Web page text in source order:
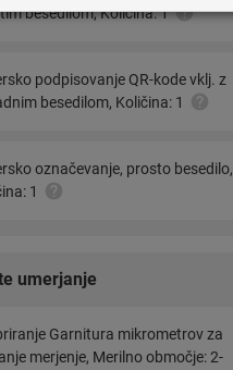
besedilom, Količina: 1
podpisovanje QR-kode vklj. z
besedilom, Količina: 1
označevanje, prosto besedilo,
1
umerjanje
Garnitura mikrometrov za
merjenje, Merilno območje: 2-